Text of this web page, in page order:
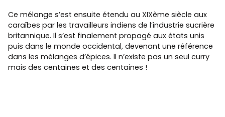
Ce mélange s’est ensuite étendu au XIXème siècle aux
caraïbes par les travailleurs indiens de l’industrie sucrière
britannique. Il s’est finalement propagé aux états unis
puis dans le monde occidental, devenant une référence
dans les mélanges d’épices. Il n’existe pas un seul curry
mais des centaines et des centaines !